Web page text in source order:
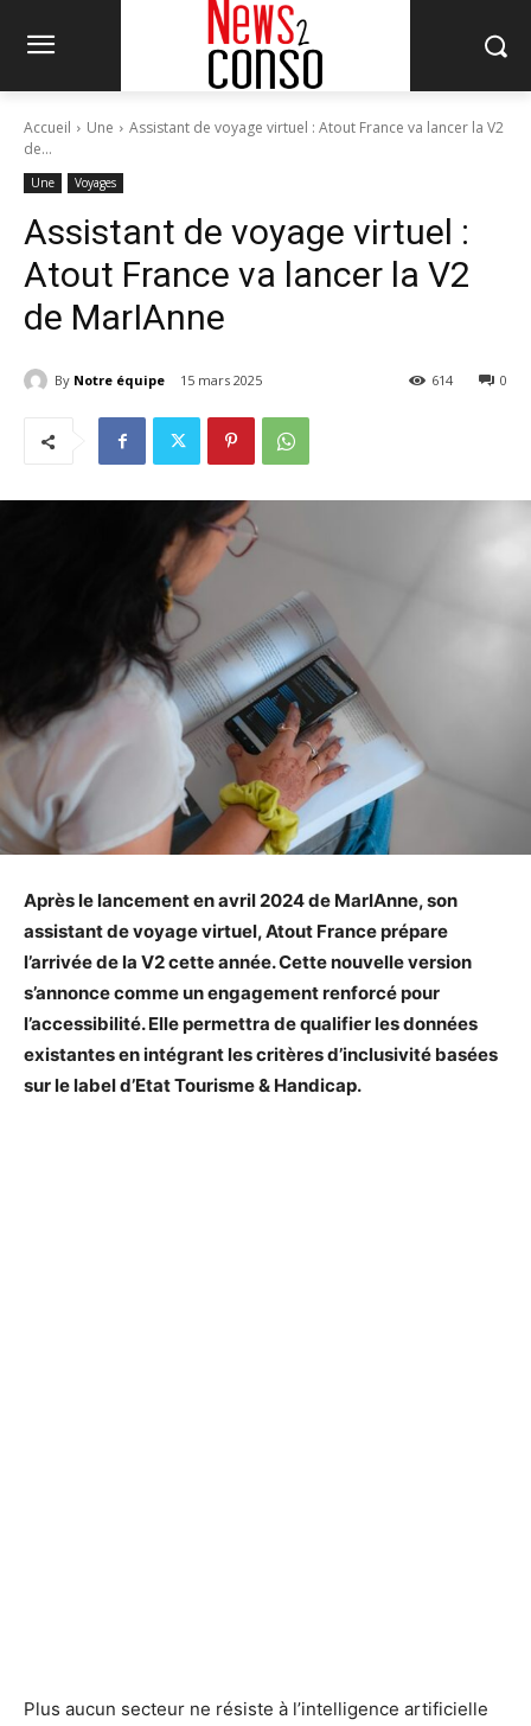
Accueil Une
Assistant de voyage virtuel : Atout France va lancer la V2
de...
Une Voyages
Assistant de voyage virtuel :
Atout France va lancer la V2
de MarIAnne
By Notre équipe 15 mars 2025 0
614
Après le lancement en avril 2024 de MarIAnne, son
assistant de voyage virtuel, Atout France prépare
l’arrivée de la V2 cette année. Cette nouvelle version
s’annonce comme un engagement renforcé pour
l’accessibilité. Elle permettra de qualifier les données
existantes en intégrant les critères d’inclusivité basées
sur le label d’Etat Tourisme & Handicap.
Plus aucun secteur ne résiste à l’intelligence artificielle